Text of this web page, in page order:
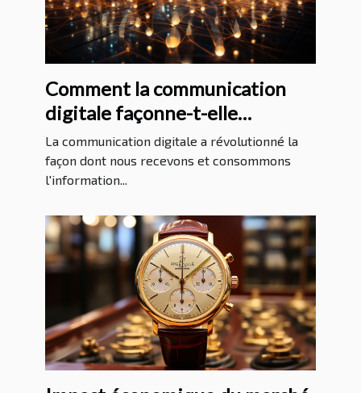
Comment la communication
digitale façonne-t-elle
l'information internationale?
La communication digitale a révolutionné la
façon dont nous recevons et consommons
l'information...